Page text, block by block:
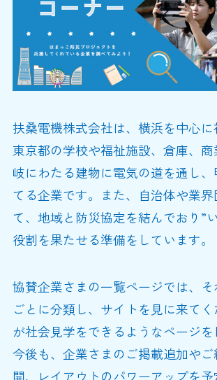
扶桑電機株式会社は、横浜を中心に
東京都の学校や福祉施設、倉庫、
岐にわたる建物に電気の道を通し、
てる企業です。また、自治体や業界
て、地域と防災協定を結んでおり”
役割を果たせる準備をしています。
協賛企業さまの一覧ページでは、
ごとに分類し、サイトを見に来て
が社会見学をできるようなページを
今後も、企業さまのご掲載追加や
開、レイアウトのパワーアップを